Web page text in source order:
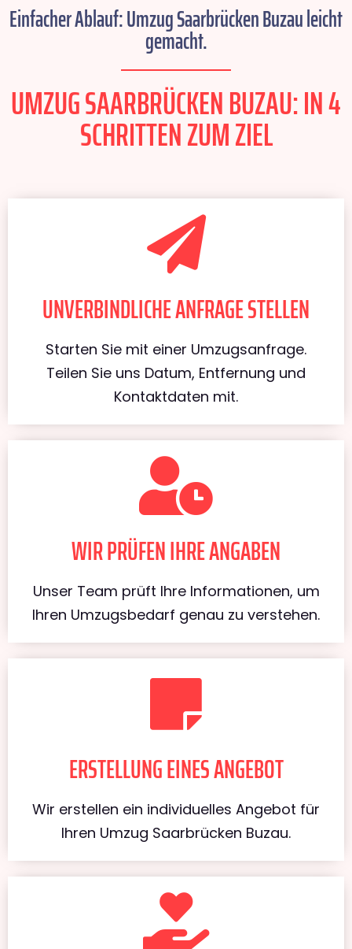
Einfacher Ablauf: Umzug Saarbrücken Buzau leicht
gemacht.
UMZUG SAARBRÜCKEN BUZAU: IN 4
SCHRITTEN ZUM ZIEL
UNVERBINDLICHE ANFRAGE STELLEN
Starten Sie mit einer Umzugsanfrage.
Teilen Sie uns Datum, Entfernung und
Kontaktdaten mit.
WIR PRÜFEN IHRE ANGABEN
Unser Team prüft Ihre Informationen, um
Ihren Umzugsbedarf genau zu verstehen.
ERSTELLUNG EINES ANGEBOT
Wir erstellen ein individuelles Angebot für
Ihren Umzug Saarbrücken Buzau.